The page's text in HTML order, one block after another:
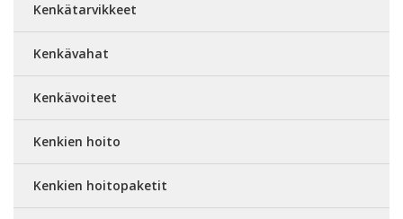
Kenkätarvikkeet
Kenkävahat
Kenkävoiteet
Kenkien hoito
Kenkien hoitopaketit